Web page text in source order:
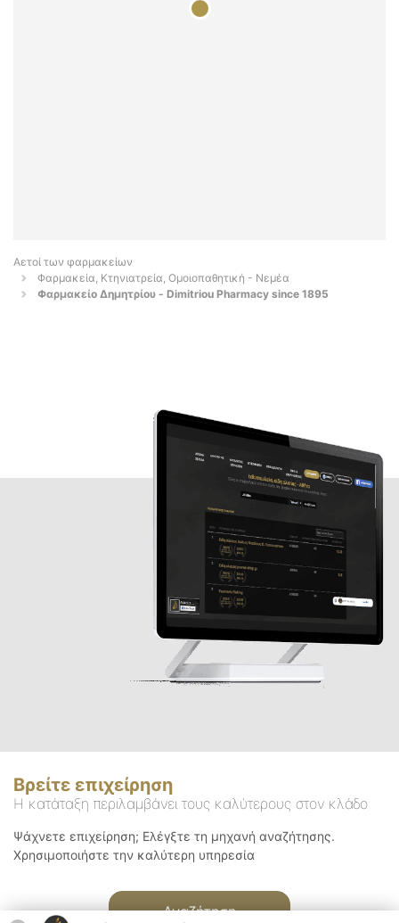
Αετοί των φαρμακείων
Φαρμακεία, Κτηνιατρεία, Ομοιοπαθητική - Νεμέα
Φαρμακείο Δημητρίου - Dimitriou Pharmacy since 1895
Βρείτε επιχείρηση
Η κατάταξη περιλαμβάνει τους καλύτερους στον κλάδο
Ψάχνετε επιχείρηση; Ελέγξτε τη μηχανή αναζήτησης.
Χρησιμοποιήστε την καλύτερη υπηρεσία
Αναζήτηση